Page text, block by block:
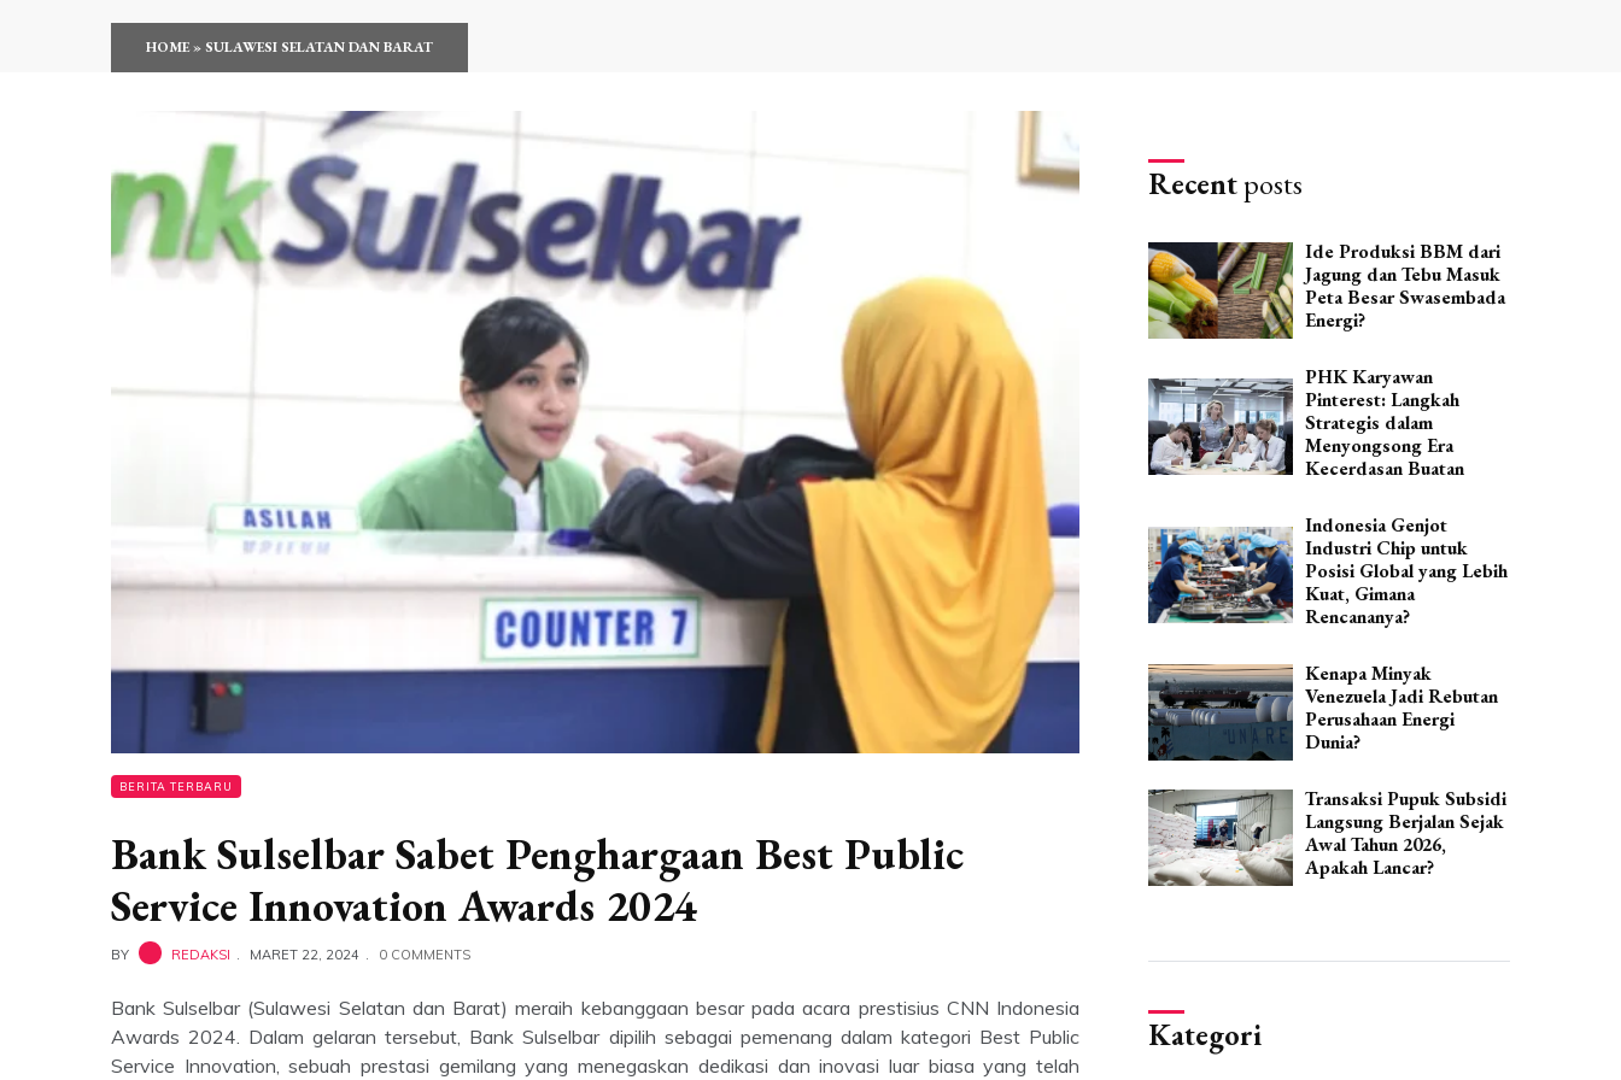
HOME»SULAWESI SELATAN DAN BARAT
BERITA TERBARU
Bank Sulselbar Sabet Penghargaan Best Public
Service Innovation Awards 2024
BY REDAKSI MARET 22, 2024 0 COMMENTS
Bank Sulselbar (Sulawesi Selatan dan Barat) meraih kebanggaan besar pada acara prestisius CNN Indonesia
Awards 2024. Dalam gelaran tersebut, Bank Sulselbar dipilih sebagai pemenang dalam kategori Best Public
Service Innovation, sebuah prestasi gemilang yang menegaskan dedikasi dan inovasi luar biasa yang telah
Recentposts
Ide Produksi BBM dari
Jagung dan Tebu Masuk
Peta Besar Swasembada
Energi?
PHK Karyawan
Pinterest: Langkah
Strategis dalam
Menyongsong Era
Kecerdasan Buatan
Indonesia Genjot
Industri Chip untuk
Posisi Global yang Lebih
Kuat, Gimana
Rencananya?
Kenapa Minyak
Venezuela Jadi Rebutan
Perusahaan Energi
Dunia?
Transaksi Pupuk Subsidi
Langsung Berjalan Sejak
Awal Tahun 2026,
Apakah Lancar?
Kategori